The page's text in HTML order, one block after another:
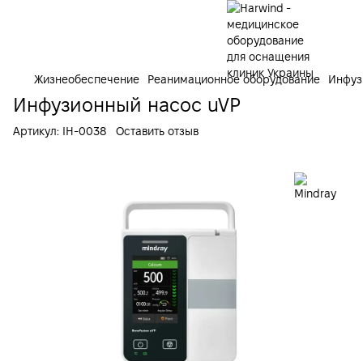
Жизнеобеспечение Реанимационное оборудование
Инфузионный насос uVP
Артикул: ІН-0038 Оставить отзыв